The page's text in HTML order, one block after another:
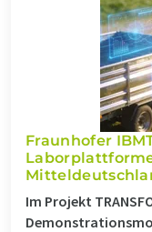
Fraunhofer
Im Projekt